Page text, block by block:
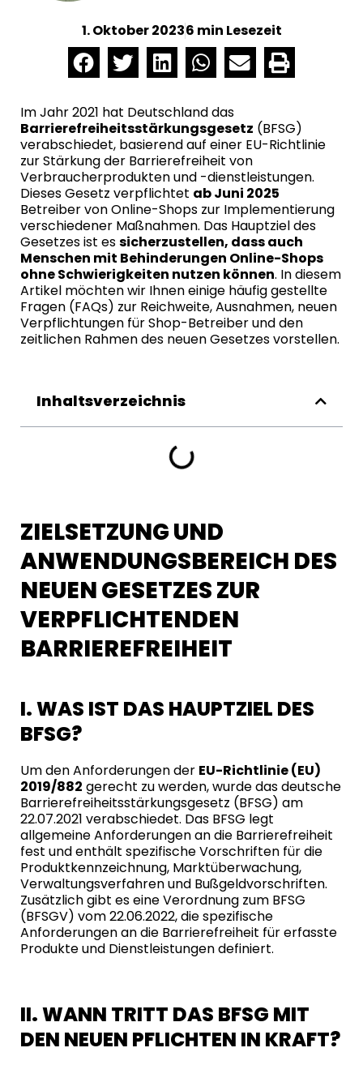
1. Oktober 20236 min Lesezeit
Im Jahr 2021 hat Deutschland das
Barrierefreiheitsstärkungsgesetz (BFSG)
verabschiedet, basierend auf einer EU-Richtlinie
zur Stärkung der Barrierefreiheit von
Verbraucherprodukten und -dienstleistungen.
Dieses Gesetz verpflichtet ab Juni 2025
Betreiber von Online-Shops zur Implementierung
verschiedener Maßnahmen. Das Hauptziel des
Gesetzes ist essicherzustellen, dass auch
Menschen mit Behinderungen Online-Shops
ohne Schwierigkeiten nutzen können. In diesem
Artikel möchten wir Ihnen einige häufig gestellte
Fragen (FAQs) zur Reichweite, Ausnahmen, neuen
Verpflichtungen für Shop-Betreiber und den
zeitlichen Rahmen des neuen Gesetzes vorstellen.
Inhaltsverzeichnis
ZIELSETZUNG UND
ANWENDUNGSBEREICH DES
NEUEN GESETZES ZUR
VERPFLICHTENDEN
BARRIEREFREIHEIT
I. WAS IST DAS HAUPTZIEL DES
BFSG?
Um den Anforderungen der EU-Richtlinie (EU)
2019/882 gerecht zu werden, wurde das deutsche
Barrierefreiheitsstärkungsgesetz (BFSG) am
22.07.2021 verabschiedet. Das BFSG legt
allgemeine Anforderungen an die Barrierefreiheit
fest und enthält spezifische Vorschriften für die
Produktkennzeichnung, Marktüberwachung,
Verwaltungsverfahren und Bußgeldvorschriften.
Zusätzlich gibt es eine Verordnung zum BFSG
(BFSGV) vom 22.06.2022, die spezifische
Anforderungen an die Barrierefreiheit für erfasste
Produkte und Dienstleistungen definiert.
II. WANN TRITT DAS BFSG MIT
DEN NEUEN PFLICHTEN IN KRAFT?